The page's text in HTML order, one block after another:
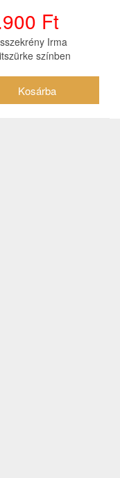
Ft
Irma
színben